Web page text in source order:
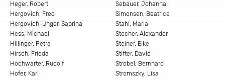
Heger, Robert
Hergovich, Fred
Hergovich-Unger, Sabrina
Hess, Michael
Hillinger, Petra
Hirsch, Frieda
Hochwarter, Rudolf
Hofer, Karl
Sebauer, Johanna
Simonsen, Beatrice
Stahl, Maria
Stecher, Alexander
Steiner, Elke
Stifter, David
Strobel, Bernhard
Stromszky, Lisa